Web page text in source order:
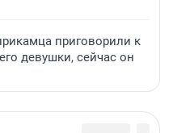
приговорили к
девушки, сейчас он